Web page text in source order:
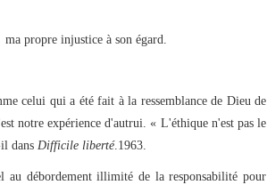
propre injustice à son égard.
celui qui a été fait à la ressemblance de Dieu de
notre expérience d'autrui. « L'éthique n'est pas le
dans Difficile liberté.1963.
débordement illimité de la responsabilité pour